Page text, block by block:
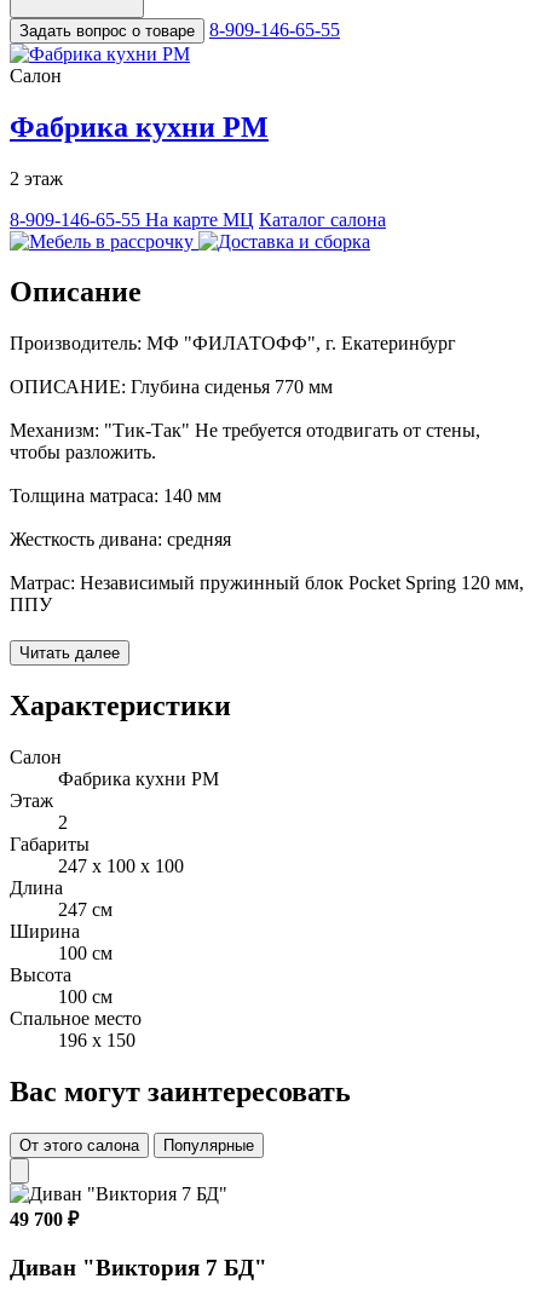
Задать вопрос о товаре 8-909-146-65-55
Салон
Фабрика кухни РМ
2 этаж
8-909-146-65-55 На карте МЦ Каталог салона
Описание
Производитель: МФ "ФИЛАТОФФ", г. Екатеринбург
ОПИСАНИЕ: Глубина сиденья 770 мм
Механизм: "Тик-Так" Не требуется отодвигать от стены,
чтобы разложить.
Толщина матраса: 140 мм
Жесткость дивана: средняя
Матрас: Независимый пружинный блок Pocket Spring 120 мм,
ППУ
Возможно заказать этот диван с пружинным блоком Bonnel
120 мм (стоимость ниже)
Каркас: хвойные породы древесины, ЛДСП
Бельевой ящик: ЛДСП В ящике предусмотрены отверстия для
вентиляции, обеспечивающие циркуляцию воздуха и
продлевающие срок службы дивана.
Рекомендуемая нагрузка на диван: до 100 кг
Опоры: пластиковые
Обивка: под заказ
Читать далее
Характеристики
Салон
Фабрика кухни РМ
Этаж
2
Габариты
247 x 100 x 100
Длина
247 см
Ширина
100 см
Высота
100 см
Спальное место
196 x 150
Вас могут заинтересовать
От этого салона Популярные
49 700 ₽
Диван "Виктория 7 БД"